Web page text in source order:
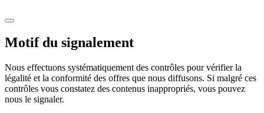
Motif du signalement
Nous effectuons systématiquement des contrôles pour vérifier la
légalité et la conformité des offres que nous diffusons. Si malgré ces
contrôles vous constatez des contenus inappropriés, vous pouvez
nous le signaler.